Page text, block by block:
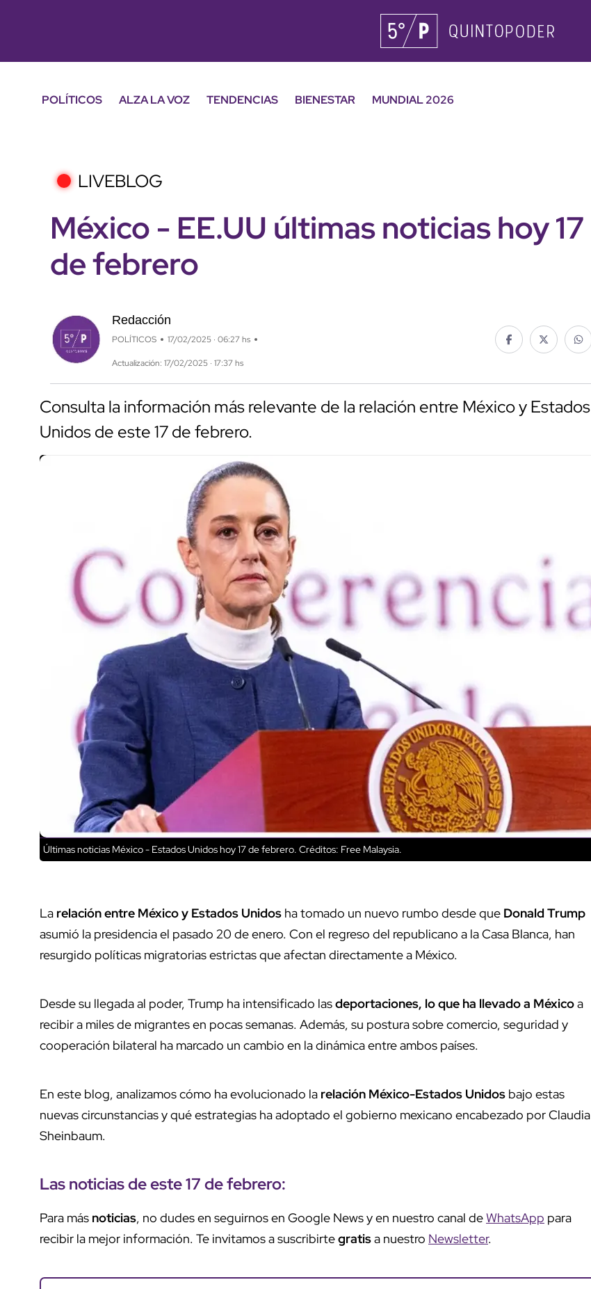
POLÍTICOS ALZA LA VOZ TENDENCIAS BIENESTAR
MUNDIAL 2026
LIVEBLOG
México - EE.UU últimas noticias hoy 17
de febrero
Redacción
POLÍTICOS 17/02/2025 · 06:27 hs
Actualización: 17/02/2025 · 17:37 hs
Consulta la información más relevante de la relación entre México y Estados
Unidos de este 17 de febrero.
Últimas noticias México - Estados Unidos hoy 17 de febrero. Créditos: Free Malaysia.
La relación entre México y Estados Unidos ha tomado un nuevo rumbo desde que Donald Trump
asumió la presidencia el pasado 20 de enero. Con el regreso del republicano a la Casa Blanca, han
resurgido políticas migratorias estrictas que afectan directamente a México.
Desde su llegada al poder, Trump ha intensificado lasdeportaciones, lo que ha llevado a Méxicoa
recibir a miles de migrantes en pocas semanas. Además, su postura sobre comercio, seguridad y
cooperación bilateral ha marcado un cambio en la dinámica entre ambos países.
En este blog, analizamos cómo ha evolucionado la relación México-Estados Unidos bajo estas
nuevas circunstancias y qué estrategias ha adoptado el gobierno mexicano encabezado por Claudia
Sheinbaum.
Las noticias de este 17 de febrero:
Para más noticias, no dudes en seguirnos en Google News y en nuestro canal deWhatsApp para
recibir la mejor información. Te invitamos a suscribirtegratisa nuestro Newsletter.